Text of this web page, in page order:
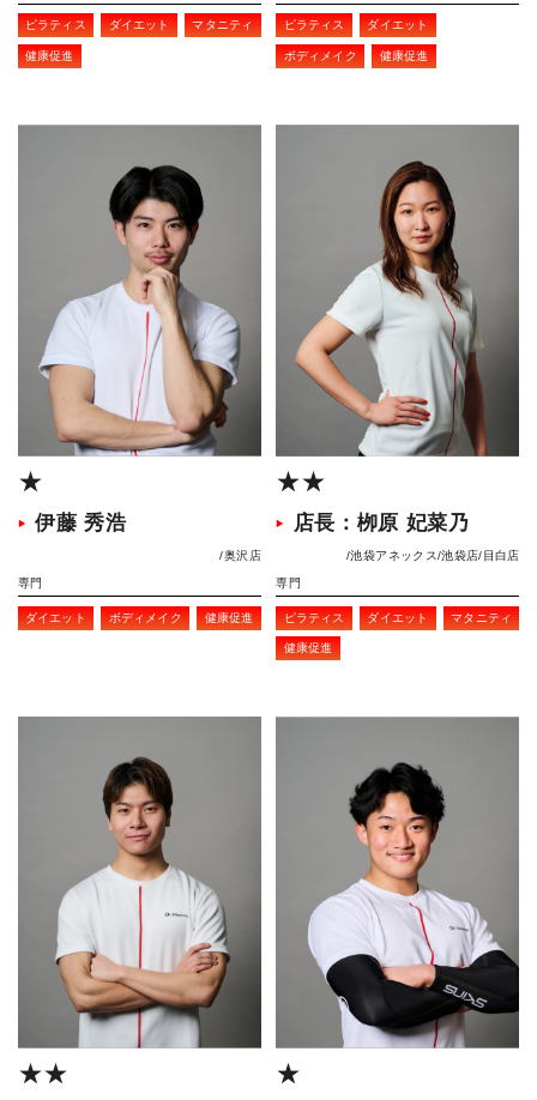
ピラティス ダイエット マタニティ
健康促進
ピラティス ダイエット
ボディメイク 健康促進
★
伊藤 秀浩
奥沢店
専門
ダイエット ボディメイク 健康促進
★★
店長：栁原 妃菜乃
池袋アネックス 池袋店 目白店
専門
ピラティス ダイエット マタニティ
健康促進
★★ ★